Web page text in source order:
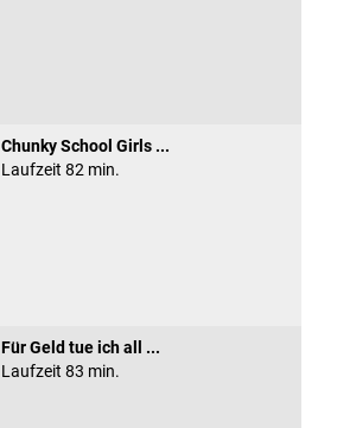
Chunky School Girls ...
Laufzeit 82 min.
Für Geld tue ich all ...
Laufzeit 83 min.